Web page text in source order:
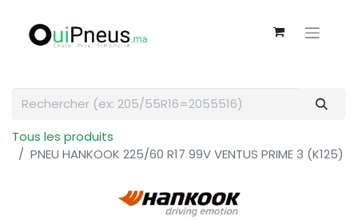
Tous les produits
PNEU HANKOOK 225/60 R17 99V VENTUS PRIME 3 (K125)